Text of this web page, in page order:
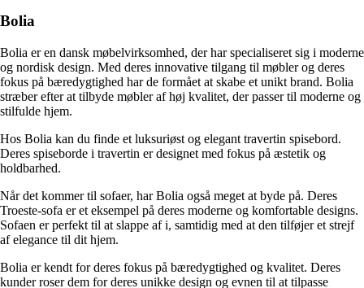
Bolia
Bolia er en dansk møbelvirksomhed, der har specialiseret sig i moderne
og nordisk design. Med deres innovative tilgang til møbler og deres
fokus på bæredygtighed har de formået at skabe et unikt brand. Bolia
stræber efter at tilbyde møbler af høj kvalitet, der passer til moderne og
stilfulde hjem.
Hos Bolia kan du finde et luksuriøst og elegant travertin spisebord.
Deres spiseborde i travertin er designet med fokus på æstetik og
holdbarhed.
Når det kommer til sofaer, har Bolia også meget at byde på. Deres
Troeste-sofa er et eksempel på deres moderne og komfortable designs.
Sofaen er perfekt til at slappe af i, samtidig med at den tilføjer et strejf
af elegance til dit hjem.
Bolia er kendt for deres fokus på bæredygtighed og kvalitet. Deres
kunder roser dem for deres unikke design og evnen til at tilpasse